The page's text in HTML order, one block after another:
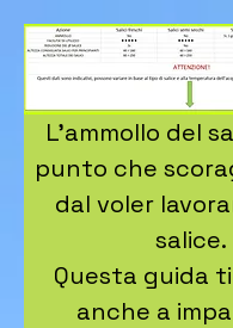
L'ammollo del
punto che
dal voler
salice.
Questa guida
anche a